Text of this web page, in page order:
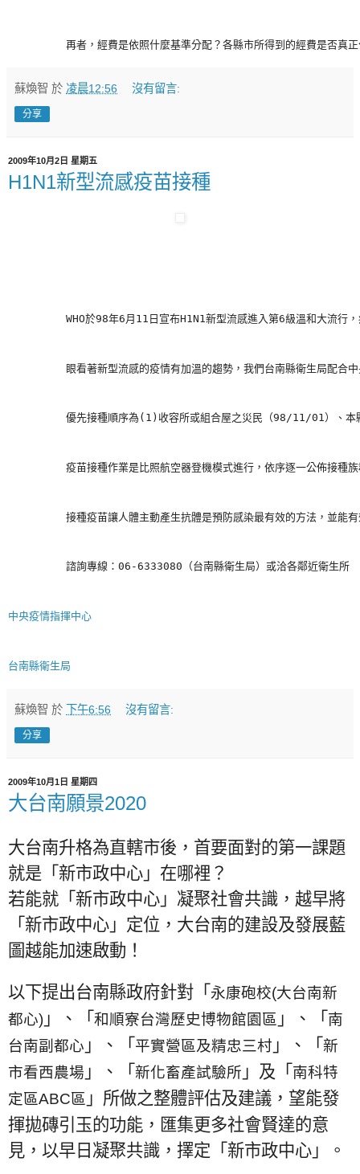
再者，經費是依照什麼基準分配？各縣市所得到的經費是否真
蘇煥智 於 凌晨12:56 沒有留言:
分享
2009年10月2日 星期五
H1N1新型流感疫苗接種
眼看著新型流感的疫情有加溫的趨勢，我們台南縣衛生局配合
優先接種順序為(1)收容所或組合屋之災民（98/11/01）、
疫苗接種作業是比照航空器登機模式進行，依序逐一公佈接種
接種疫苗讓人體主動產生抗體是預防感染最有效的方法，並能
         諮詢專線：06-6333080（台南縣衛生局）或洽各鄰近衛生所
中央疫情指揮中心
台南縣衛生局
蘇煥智 於 下午6:56 沒有留言:
分享
2009年10月1日 星期四
大台南願景2020
大台南升格為直轄市後，首要面對的第一課題
就是「新市政中心」在哪裡？
若能就「新市政中心」凝聚社會共識，越早將
「新市政中心」定位，大台南的建設及發展藍
圖越能加速啟動！
以下提出台南縣政府針對「 永康砲校(大台南新
都心) 」、「 和順寮台灣歷史博物館園區 」、「 南
台南副都心 」、「 平實營區及精忠三村 」、「 新
市看西農場 」、「 新化畜產試驗所 」及「 南科特
定區ABC區 」所做之整體評估及建議，望能發
揮拋磚引玉的功能，匯集更多社會賢達的意
見，以早日凝聚共識，擇定「新市政中心」。